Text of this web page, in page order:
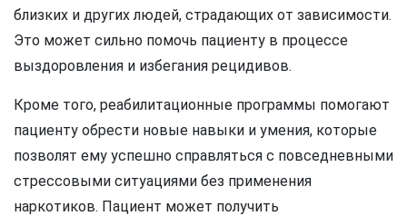
близких и других людей, страдающих от зависимости.
Это может сильно помочь пациенту в процессе
выздоровления и избегания рецидивов.
Кроме того, реабилитационные программы помогают
пациенту обрести новые навыки и умения, которые
позволят ему успешно справляться с повседневными
стрессовыми ситуациями без применения
наркотиков. Пациент может получить